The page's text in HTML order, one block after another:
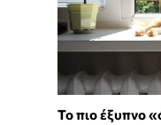
To πιο έξυπνο